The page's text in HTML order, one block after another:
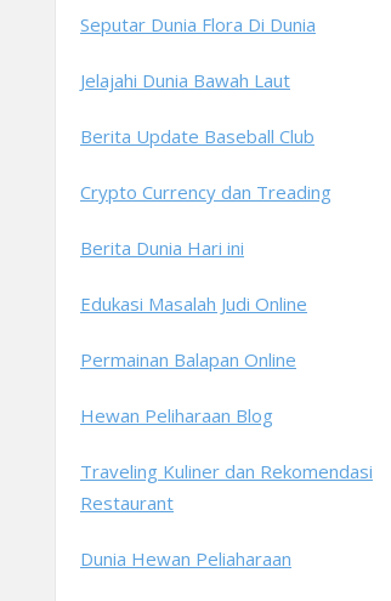
Seputar Dunia Flora Di Dunia
Jelajahi Dunia Bawah Laut
Berita Update Baseball Club
Crypto Currency dan Treading
Berita Dunia Hari ini
Edukasi Masalah Judi Online
Permainan Balapan Online
Hewan Peliharaan Blog
Traveling Kuliner dan Rekomendasi
Restaurant
Dunia Hewan Peliaharaan